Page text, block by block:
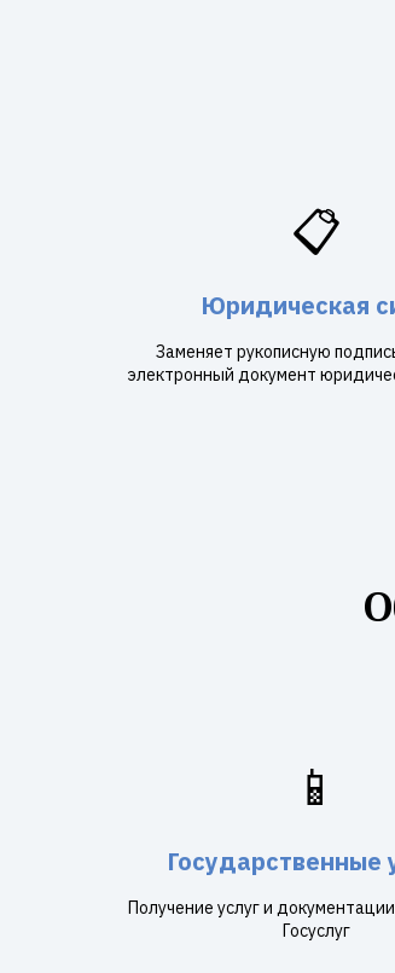
📋
Юридическая
Заменяет рукописную
электронный документ
📱
Государственные
Получение услуг и
Госуслуг